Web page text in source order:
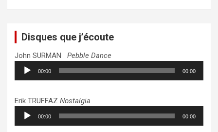
Disques que j’écoute
John SURMAN Pebble Dance
Lecteur
audio
00:00 00:00
Erik TRUFFAZ Nostalgia
Lecteur
audio
00:00 00:00